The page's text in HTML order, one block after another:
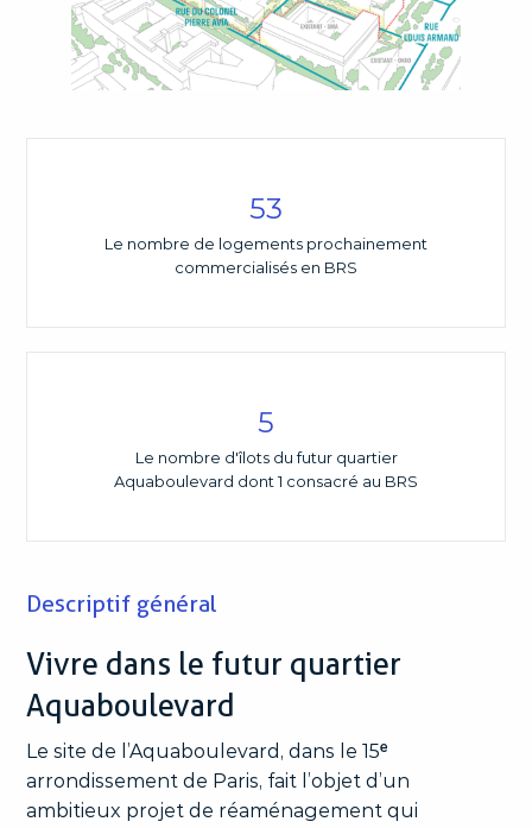
53
Le nombre de logements prochainement
commercialisés en BRS
5
Le nombre d'îlots du futur quartier
Aquaboulevard dont 1 consacré au BRS
Descriptif général
Vivre dans le futur quartier
Aquaboulevard
Le site de l’Aquaboulevard, dans le 15ᵉ
arrondissement de Paris, fait l’objet d’un
ambitieux projet de réaménagement qui